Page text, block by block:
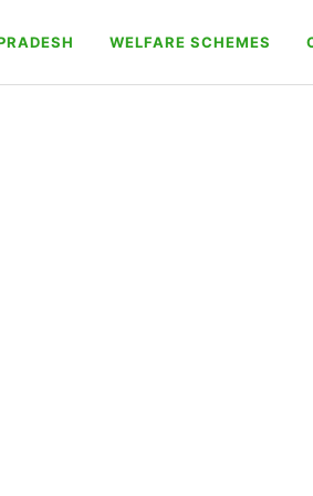
WELFARE SCHEMES